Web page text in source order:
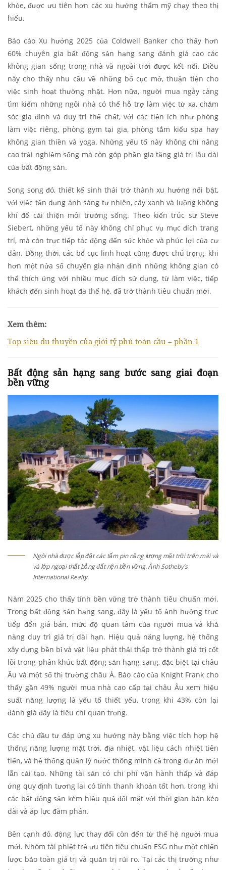
khỏe, được ưu tiên hơn các xu hướng thẩm mỹ chạy theo thị
hiếu.
Báo cáo Xu hướng 2025 của Coldwell Banker cho thấy hơn
60% chuyên gia bất động sản hạng sang đánh giá cao các
không gian sống trong nhà và ngoài trời được kết nối. Điều
này cho thấy nhu cầu về những bố cục mở, thuận tiện cho
việc sinh hoạt thường nhật. Hơn nữa, người mua ngày càng
tìm kiếm những ngôi nhà có thể hỗ trợ làm việc từ xa, chăm
sóc gia đình và duy trì thể chất, với các tiện ích như phòng
làm việc riêng, phòng gym tại gia, phòng tắm kiểu spa hay
không gian thiền và yoga. Những yếu tố này không chỉ nâng
cao trải nghiệm sống mà còn góp phần gia tăng giá trị lâu dài
của bất động sản.
Song song đó, thiết kế sinh thái trở thành xu hướng nổi bật,
với việc tận dụng ánh sáng tự nhiên, cây xanh và luồng không
khí để cải thiện môi trường sống. Theo kiến trúc sư Steve
Siebert, những yếu tố này không chỉ phục vụ mục đích trang
trí, mà còn trực tiếp tác động đến sức khỏe và phúc lợi của cư
dân. Đồng thời, các bố cục linh hoạt cũng được chú trọng, khi
hơn một nửa số chuyên gia nhận định những không gian có
thể thích ứng với nhiều mục đích sử dụng, từ làm việc, tiếp
khách đến sinh hoạt đa thế hệ, đã trở thành tiêu chuẩn mới.
Xem thêm:
Top siêu du thuyền của giới tỷ phú toàn cầu – phần 1
Bất động sản hạng sang bước sang giai đoạn
bền vững
Ngôi nhà được lắp đặt các tấm pin năng lượng mặt trời trên mái và
và lớp ngoại thất bằng đất nện bền vững. Ảnh Sotheby’s
International Realty.
Năm 2025 cho thấy tính bền vững trở thành tiêu chuẩn mới.
Trong bất động sản hạng sang, đây là yếu tố ảnh hưởng trực
tiếp đến giá bán, mức độ quan tâm của người mua và khả
năng duy trì giá trị dài hạn. Hiệu quả năng lượng, hệ thống
xây dựng bền bỉ và vật liệu phát thải thấp trở thành giá trị cốt
lõi trong phân khúc bất động sản hạng sang, đặc biệt tại châu
Âu và một số thị trường châu Á. Báo cáo của Knight Frank cho
thấy gần 49% người mua nhà cao cấp tại châu Âu xem hiệu
suất năng lượng là yếu tố thiết yếu, trong khi 43% còn lại
đánh giá đây là tiêu chí quan trọng.
Các chủ đầu tư đáp ứng xu hướng này bằng việc tích hợp hệ
thống năng lượng mặt trời, địa nhiệt, vật liệu cách nhiệt tiên
tiến, và hệ thống quản lý nước thông minh cả trong dự án mới
lẫn cải tạo. Những tài sản có chi phí vận hành thấp và đáp
ứng quy định tương lai có tính thanh khoản tốt hơn, trong khi
các bất động sản kém hiệu quả đối mặt với thời gian bán kéo
dài và áp lực đàm phán.
Bên cạnh đó, động lực thay đổi còn đến từ thế hệ người mua
mới. Nhóm tài phiệt trẻ ưu tiên tiêu chuẩn ESG như một chiến
lược bảo toàn giá trị và quản trị rủi ro. Tại các thị trường như